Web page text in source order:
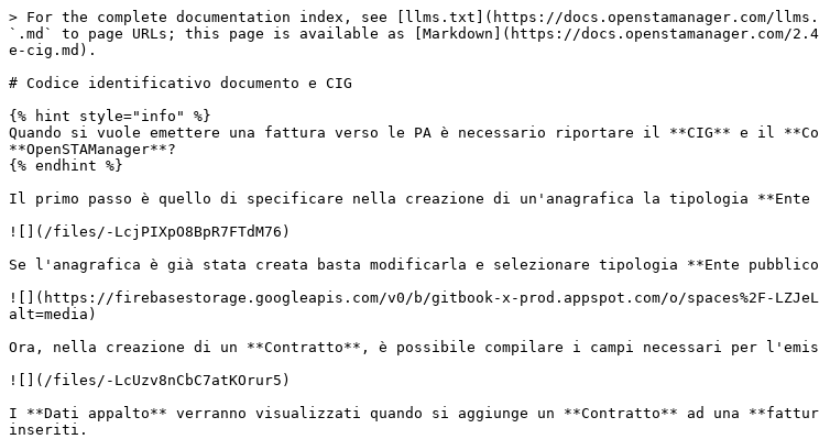
> For the complete documentation index, see [llms.txt](https://docs.openstamanager.com/
`.md` to page URLs; this page is available as [Markdown](https://
e-cig.md).
# Codice identificativo documento e CIG
{% hint style="info" %}
Quando si vuole emettere una fattura verso le PA è necessario riportare il **CIG** e il
**OpenSTAManager**?
{% endhint %}
Il primo passo è quello di specificare nella creazione di un'anagrafica la tipologia **Ente
![](/files/-LcjPIXpO8BpR7FTdM76)
Se l'anagrafica è già stata creata basta modificarla e selezionare tipologia **Ente
![](https://firebasestorage.googleapis.com/v0/b/gitbook-x-prod.appspot.com/o/spaces%2F-
alt=media)
Ora, nella creazione di un **Contratto**, è possibile compilare i campi necessari per
![](/files/-LcUzv8nCbC7atKOrur5)
I **Dati appalto** verranno visualizzati quando si aggiunge un **Contratto** ad una
inseriti.